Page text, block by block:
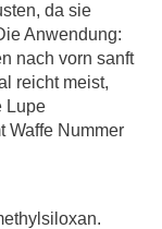
da sie
Anwendung:
nach vorn sanft
reicht meist,
Lupe
Waffe Nummer